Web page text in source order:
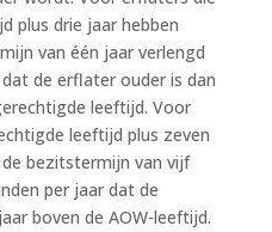
plus drie jaar hebben
van één jaar verlengd
de erflater ouder is dan
leeftijd. Voor
leeftijd plus zeven
bezitstermijn van vijf
per jaar dat de
boven de AOW-leeftijd.